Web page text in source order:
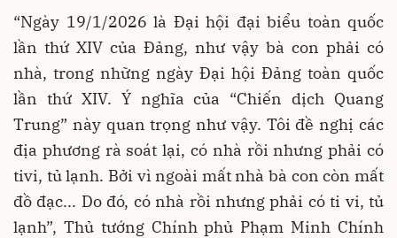
“Ngày 19/1/2026 là Đại hội đại biểu toàn quốc
lần thứ XIV của Đảng, như vậy bà con phải có
nhà, trong những ngày Đại hội Đảng toàn quốc
lần thứ XIV. Ý nghĩa của “Chiến dịch Quang
Trung” này quan trọng như vậy. Tôi đề nghị các
địa phương rà soát lại, có nhà rồi nhưng phải có
tivi, tủ lạnh. Bởi vì ngoài mất nhà bà con còn mất
đồ đạc... Do đó, có nhà rồi nhưng phải có ti vi, tủ
lạnh”, Thủ tướng Chính phủ Phạm Minh Chính